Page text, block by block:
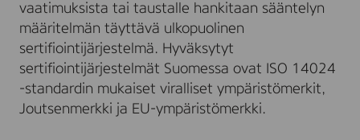
vaatimuksista tai taustalle hankitaan sääntelyn
määritelmän täyttävä ulkopuolinen
sertifiointijärjestelmä. Hyväksytyt
sertifiointijärjestelmät Suomessa ovat ISO 14024
-standardin mukaiset viralliset ympäristömerkit,
Joutsenmerkki ja EU-ympäristömerkki.